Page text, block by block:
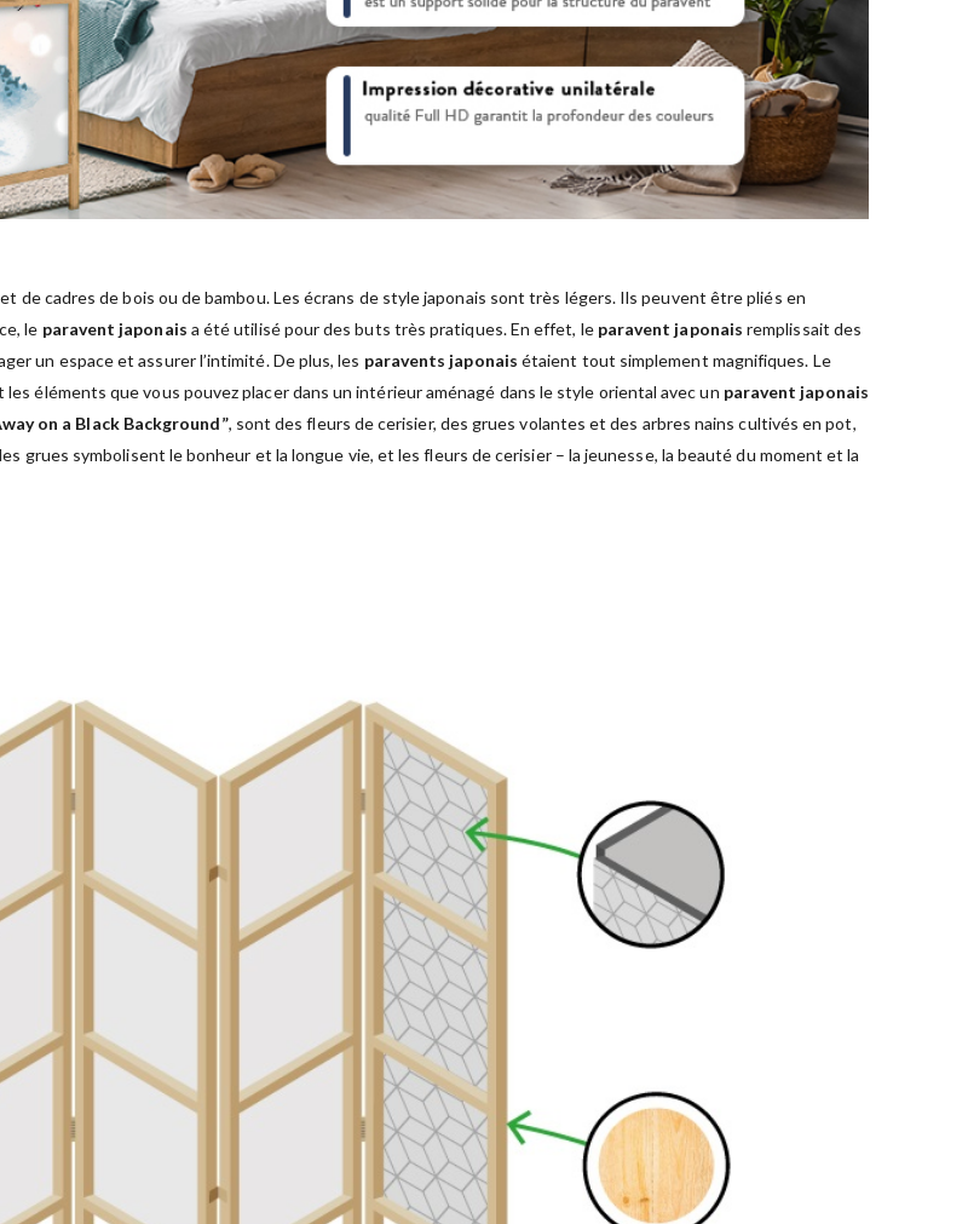
de cadres de bois ou de bambou. Les écrans de style japonais sont très légers. Ils peuvent être pliés en
le paravent japonais a été utilisé pour des buts très pratiques. En effet, le paravent japonais remplissait des
un espace et assurer l’intimité. De plus, les paravents japonais étaient tout simplement magnifiques. Le
éléments que vous pouvez placer dans un intérieur aménagé dans le style oriental avec un paravent japonais
on a Black Background”, sont des fleurs de cerisier, des grues volantes et des arbres nains cultivés en pot,
grues symbolisent le bonheur et la longue vie, et les fleurs de cerisier – la jeunesse, la beauté du moment et la